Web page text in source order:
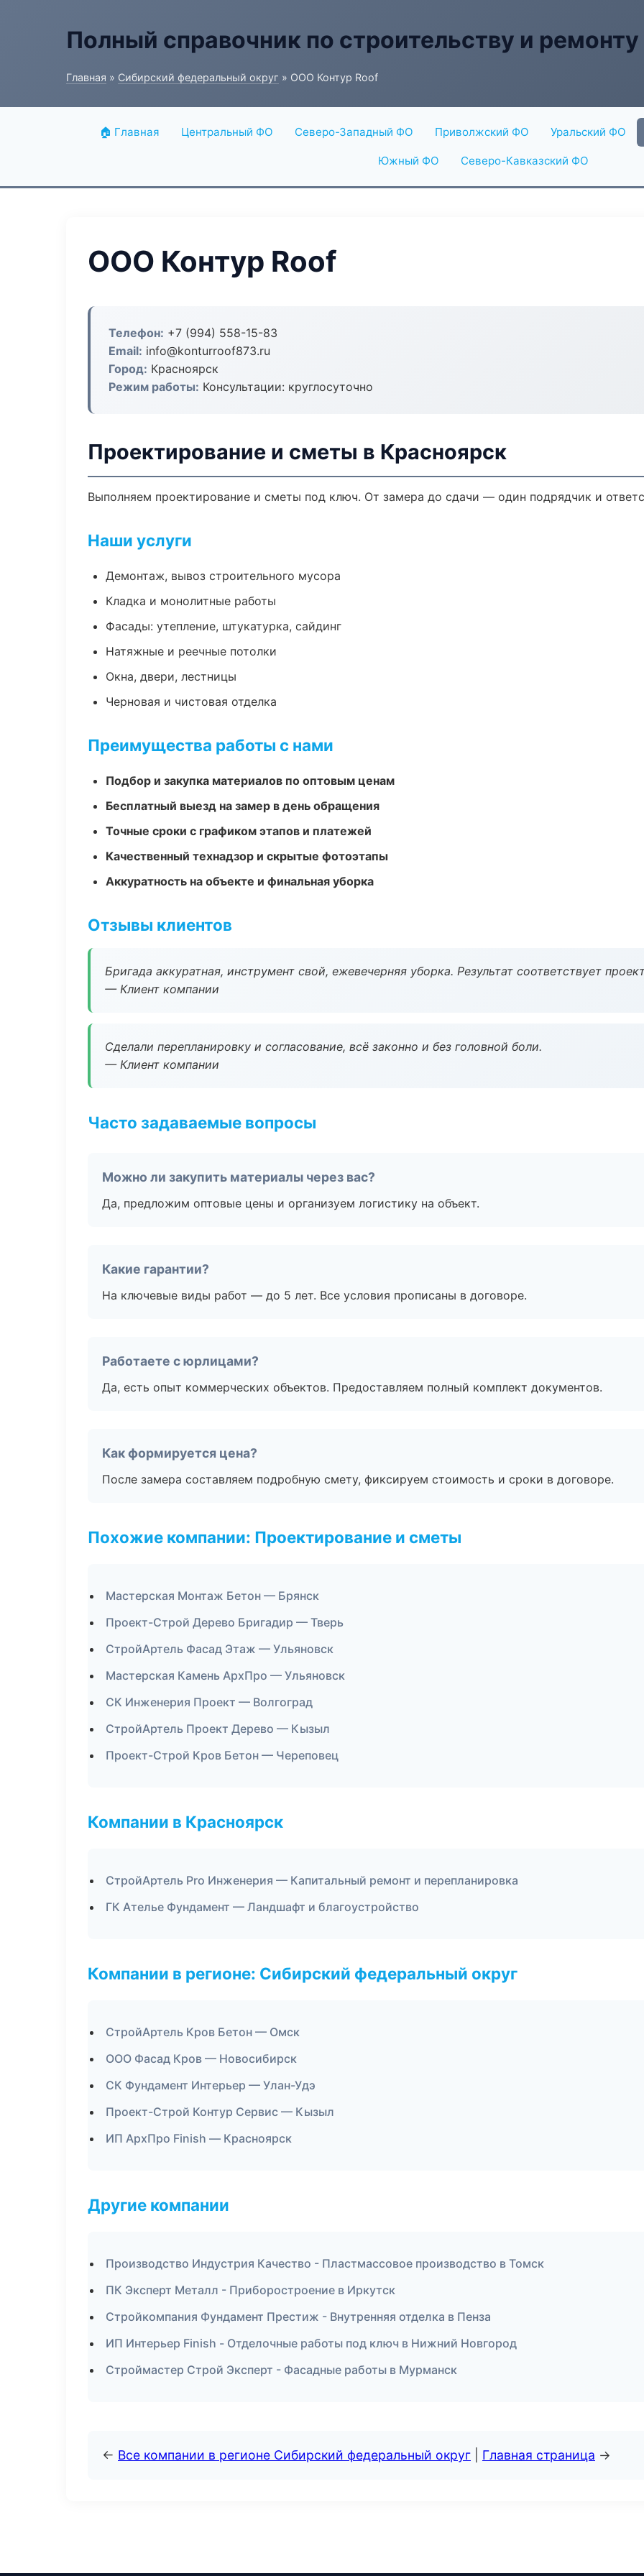
Полный справочник по строительству и ремонту
Главная » Сибирский федеральный округ » ООО Контур Roof
🏠 Главная Центральный ФО Северо-Западный ФО Приволжский ФО Уральский ФО
Южный ФО Северо-Кавказский ФО
ООО Контур Roof
Телефон: +7 (994) 558-15-83
Email: info@konturroof873.ru
Город: Красноярск
Режим работы: Консультации: круглосуточно
Проектирование и сметы в Красноярск
Выполняем проектирование и сметы под ключ. От замера до сдачи — один подрядчик и
Наши услуги
Демонтаж, вывоз строительного мусора
Кладка и монолитные работы
Фасады: утепление, штукатурка, сайдинг
Натяжные и реечные потолки
Окна, двери, лестницы
Черновая и чистовая отделка
Преимущества работы с нами
Подбор и закупка материалов по оптовым ценам
Бесплатный выезд на замер в день обращения
Точные сроки с графиком этапов и платежей
Качественный технадзор и скрытые фотоэтапы
Аккуратность на объекте и финальная уборка
Отзывы клиентов
Бригада аккуратная, инструмент свой, ежевечерняя уборка. Результат соответствует
— Клиент компании
Сделали перепланировку и согласование, всё законно и без головной боли.
— Клиент компании
Часто задаваемые вопросы
Можно ли закупить материалы через вас?
Да, предложим оптовые цены и организуем логистику на объект.
Какие гарантии?
На ключевые виды работ — до 5 лет. Все условия прописаны в договоре.
Работаете с юрлицами?
Да, есть опыт коммерческих объектов. Предоставляем полный комплект документов.
Как формируется цена?
После замера составляем подробную смету, фиксируем стоимость и сроки в договоре.
Похожие компании: Проектирование и сметы
Мастерская Монтаж Бетон — Брянск
Проект-Строй Дерево Бригадир — Тверь
СтройАртель Фасад Этаж — Ульяновск
Мастерская Камень АрхПро — Ульяновск
СК Инженерия Проект — Волгоград
СтройАртель Проект Дерево — Кызыл
Проект-Строй Кров Бетон — Череповец
Компании в Красноярск
СтройАртель Pro Инженерия — Капитальный ремонт и перепланировка
ГК Ателье Фундамент — Ландшафт и благоустройство
Компании в регионе: Сибирский федеральный округ
СтройАртель Кров Бетон — Омск
ООО Фасад Кров — Новосибирск
СК Фундамент Интерьер — Улан-Удэ
Проект-Строй Контур Сервис — Кызыл
ИП АрхПро Finish — Красноярск
Другие компании
Производство Индустрия Качество - Пластмассовое производство в Томск
ПК Эксперт Металл - Приборостроение в Иркутск
Стройкомпания Фундамент Престиж - Внутренняя отделка в Пенза
ИП Интерьер Finish - Отделочные работы под ключ в Нижний Новгород
Строймастер Строй Эксперт - Фасадные работы в Мурманск
← Все компании в регионе Сибирский федеральный округ Главная страница →